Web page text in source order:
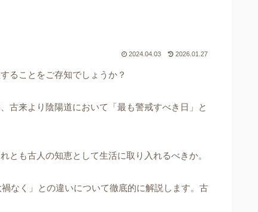
2024.04.03 2026.01.27
ることをご存知でしょうか？
古来より陰陽道において「最も警戒すべき日」と
とも古人の知恵として生活に取り入れるべきか。
なく」との違いについて徹底的に解説します。古